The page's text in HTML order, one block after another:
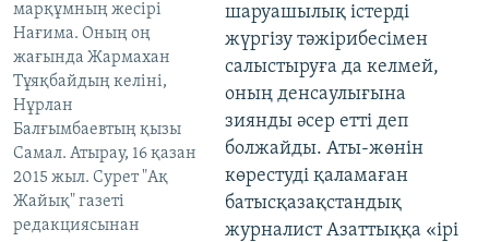
марқұмның жесірі
Нағима. Оның оң
жағында Жармахан
Тұяқбайдың келіні,
Нұрлан
Балғымбаевтың қызы
Самал. Атырау, 16 қазан
2015 жыл. Сурет "Ақ
Жайық" газеті
редакциясынан
шаруашылық істерді
жүргізу тәжірибесімен
салыстыруға да келмей,
оның денсаулығына
зиянды әсер етті деп
болжайды. Аты-жөнін
көрестуді қаламаған
батысқазақстандық
журналист Азаттыққа «ірі